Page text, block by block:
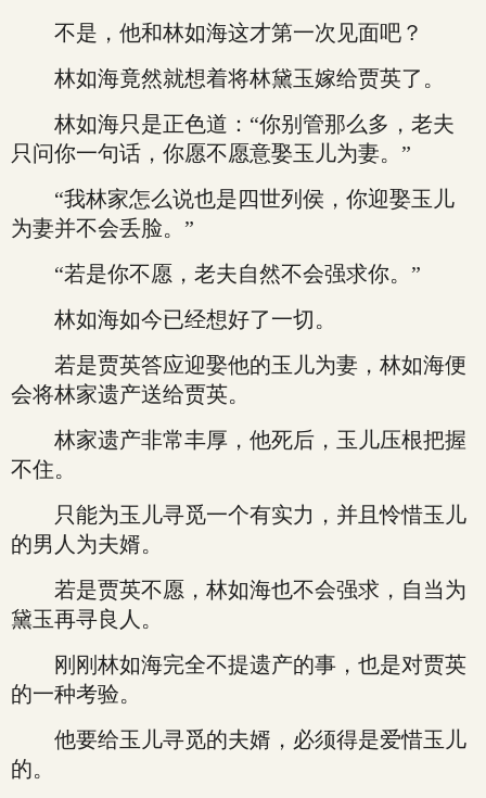
不是，他和林如海这才第一次见面吧？
林如海竟然就想着将林黛玉嫁给贾英了。
林如海只是正色道：“你别管那么多，老夫
只问你一句话，你愿不愿意娶玉儿为妻。”
“我林家怎么说也是四世列侯，你迎娶玉儿
为妻并不会丢脸。”
“若是你不愿，老夫自然不会强求你。”
林如海如今已经想好了一切。
若是贾英答应迎娶他的玉儿为妻，林如海便
会将林家遗产送给贾英。
林家遗产非常丰厚，他死后，玉儿压根把握
不住。
只能为玉儿寻觅一个有实力，并且怜惜玉儿
的男人为夫婿。
若是贾英不愿，林如海也不会强求，自当为
黛玉再寻良人。
刚刚林如海完全不提遗产的事，也是对贾英
的一种考验。
他要给玉儿寻觅的夫婿，必须得是爱惜玉儿
的。